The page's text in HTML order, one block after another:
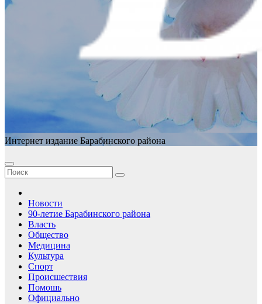
Интернет издание Барабинского района
Новости
90-летие Барабинского района
Власть
Общество
Медицина
Культура
Спорт
Происшествия
Помошь
Официально